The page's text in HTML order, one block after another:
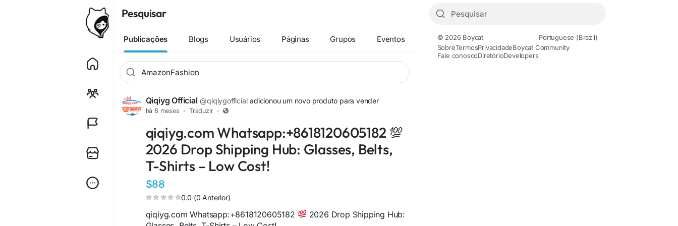
Pesquisar
Publicações Blogs Usuários Páginas Grupos Eventos
Qiqiyg Official @qiqiygofficial adicionou um novo produto para vender
há 8 meses · Traduzir ·
qiqiyg.com Whatsapp:+8618120605182 💯
2026 Drop Shipping Hub: Glasses, Belts,
T-Shirts – Low Cost!
$88
0.0 (0 Anterior)
qiqiyg.com Whatsapp:+8618120605182
2026 Drop Shipping Hub:
© 2026 Boycat
Portuguese (Brazil)
SobreTermosPrivacidadeBoycat Community
Fale conoscoDiretórioDevelopers